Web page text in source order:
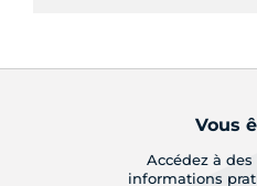
Vous
Accédez à
informations